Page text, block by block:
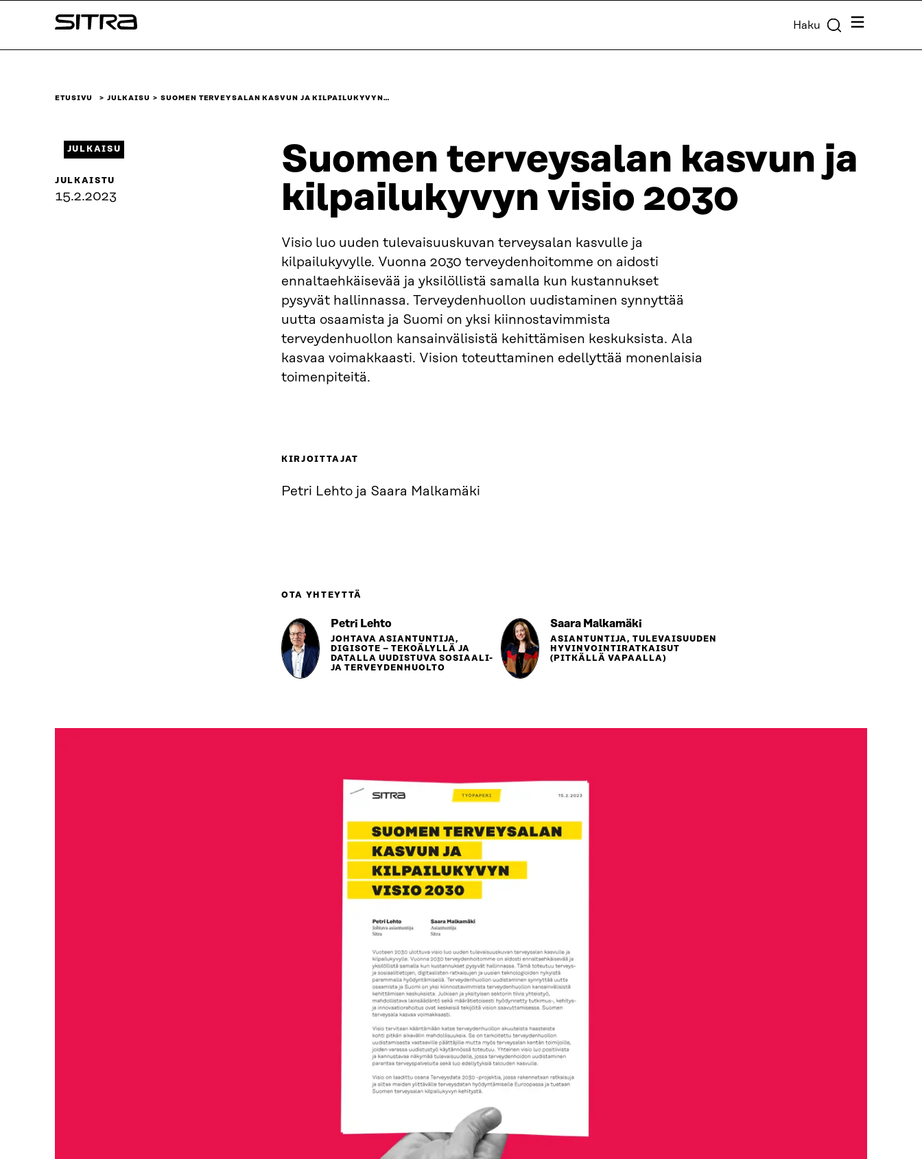
sisältöön
Sitra Haku Valikko
ETUSIVU JULKAISU SUOMEN TERVEYSALAN KASVUN JA KILPAILUKYVYN…
Suomen terveysalan kasvun ja
kilpailukyvyn visio 2030
Visio luo uuden tulevaisuuskuvan terveysalan kasvulle ja
kilpailukyvylle. Vuonna 2030 terveydenhoitomme on aidosti
ennaltaehkäisevää ja yksilöllistä samalla kun kustannukset
pysyvät hallinnassa. Terveydenhuollon uudistaminen synnyttää
uutta osaamista ja Suomi on yksi kiinnostavimmista
terveydenhuollon kansainvälisistä kehittämisen keskuksista. Ala
kasvaa voimakkaasti. Vision toteuttaminen edellyttää monenlaisia
toimenpiteitä.
JULKAISU
JULKAISTU
15.2.2023
KIRJOITTAJAT
Petri Lehto ja Saara Malkamäki
OTA YHTEYTTÄ
Petri Lehto
JOHTAVA ASIANTUNTIJA,
DIGISOTE – TEKOÄLYLLÄ JA
DATALLA UUDISTUVA SOSIAALI-
JA TERVEYDENHUOLTO
Saara Malkamäki
ASIANTUNTIJA, TULEVAISUUDEN
HYVINVOINTIRATKAISUT
(PITKÄLLÄ VAPAALLA)